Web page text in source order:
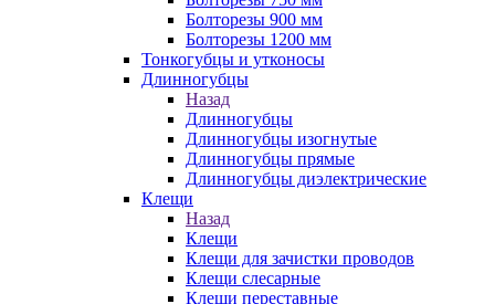
Болторезы 900 мм
Болторезы 1200 мм
Тонкогубцы и утконосы
Длинногубцы
Назад
Длинногубцы
Длинногубцы изогнутые
Длинногубцы прямые
Длинногубцы диэлектрические
Клещи
Назад
Клещи
Клещи для зачистки проводов
Клещи слесарные
Клещи переставные